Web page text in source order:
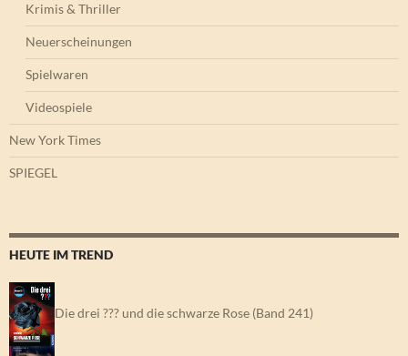
Krimis & Thriller
Neuerscheinungen
Spielwaren
Videospiele
New York Times
SPIEGEL
HEUTE IM TREND
Die drei ??? und die schwarze Rose (Band 241)